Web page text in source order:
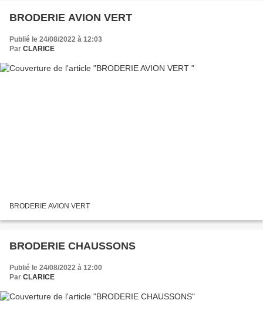
BRODERIE AVION VERT
Publié le 24/08/2022 à 12:03
Par CLARICE
BRODERIE AVION VERT
BRODERIE CHAUSSONS
Publié le 24/08/2022 à 12:00
Par CLARICE